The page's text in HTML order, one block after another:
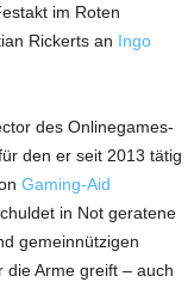
im Roten
Rickerts an Ingo
des Onlinegames-
den er seit 2013 tätig
Gaming-Aid
in Not geratene
gemeinnützigen
die Arme greift – auch